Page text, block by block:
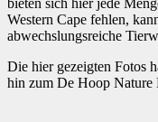
bieten sich hier jede
Western Cape fehlen,
abwechslungsreiche
Die hier gezeigten Fotos
hin zum De Hoop Nature